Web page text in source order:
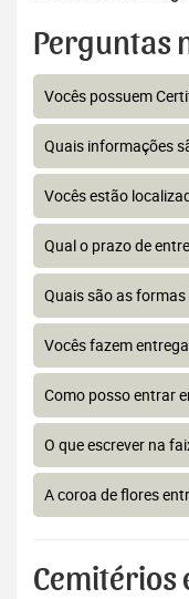
Perguntas
Vocês possuem
Quais informações
Vocês estão
Qual o prazo de
Quais são as
Vocês fazem
Como posso entrar
O que escrever na
A coroa de flores
Cemitérios